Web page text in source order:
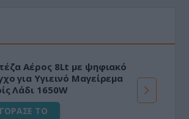
Αέρος 8Lt με ψηφιακό
για Υγιεινό Μαγείρεμα
Λάδι 1650W
ΤΟ